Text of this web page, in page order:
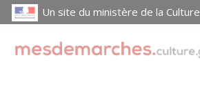
Un site du ministère de la Culture